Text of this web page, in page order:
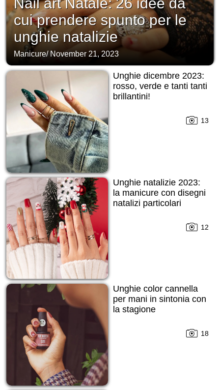
cui prendere spunto per le
unghie natalizie
Manicure/ November 21, 2023
Unghie dicembre 2023:
rosso, verde e tanti tanti
brillantini!
13
Unghie natalizie 2023:
la manicure con disegni
natalizi particolari
12
Unghie color cannella
per mani in sintonia con
la stagione
18